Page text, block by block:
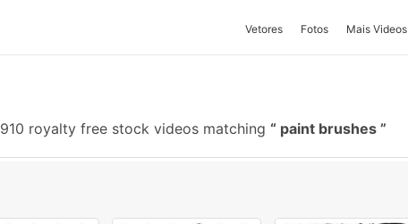
Vetores Fotos Mais Videos
910 royalty free stock videos matching paint brushes